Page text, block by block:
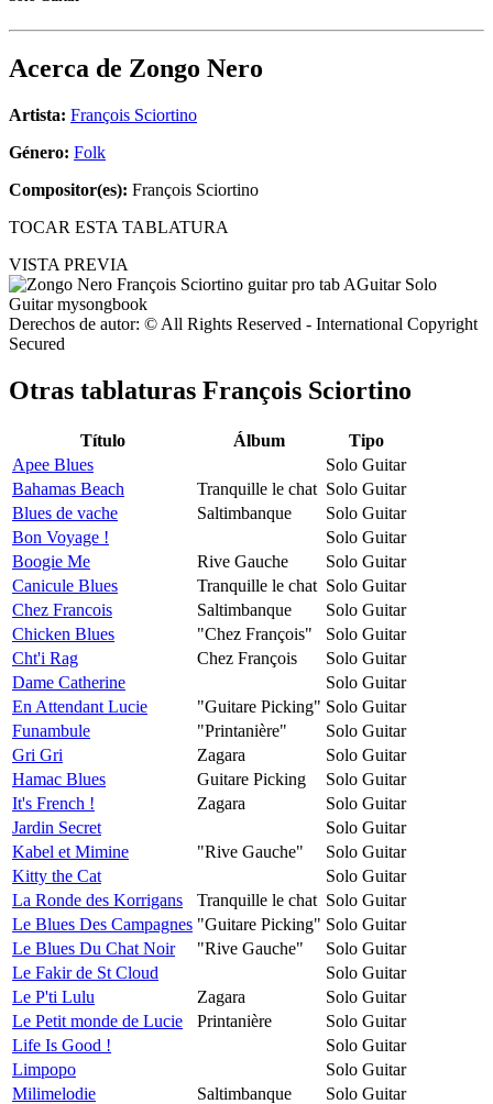
Acerca de Zongo Nero
Artista: François Sciortino
Género: Folk
Compositor(es): François Sciortino
TOCAR ESTA TABLATURA
VISTA PREVIA
Derechos de autor: © All Rights Reserved - International Copyright
Secured
Otras tablaturas François Sciortino
Título Álbum
Tipo
Apee Blues
Solo Guitar
Bahamas Beach
Tranquille le chat Solo Guitar
Blues de vache
Saltimbanque
Solo Guitar
Bon Voyage !
Solo Guitar
Boogie Me
Rive Gauche
Solo Guitar
Canicule Blues
Tranquille le chat Solo Guitar
Chez Francois
Saltimbanque
Solo Guitar
Chicken Blues
"Chez François"
Solo Guitar
Cht'i Rag
Chez François
Solo Guitar
Dame Catherine
Solo Guitar
En Attendant Lucie
"Guitare Picking" Solo Guitar
Funambule
"Printanière"
Solo Guitar
Gri Gri
Zagara
Solo Guitar
Hamac Blues
Guitare Picking
Solo Guitar
It's French !
Zagara
Solo Guitar
Jardin Secret
Solo Guitar
Kabel et Mimine
"Rive Gauche"
Solo Guitar
Kitty the Cat
Solo Guitar
La Ronde des Korrigans
Tranquille le chat Solo Guitar
Le Blues Des Campagnes "Guitare Picking" Solo Guitar
Le Blues Du Chat Noir
"Rive Gauche"
Solo Guitar
Le Fakir de St Cloud
Solo Guitar
Le P'ti Lulu
Zagara
Solo Guitar
Le Petit monde de Lucie
Printanière
Solo Guitar
Life Is Good !
Solo Guitar
Limpopo
Solo Guitar
Milimelodie
Saltimbanque
Solo Guitar